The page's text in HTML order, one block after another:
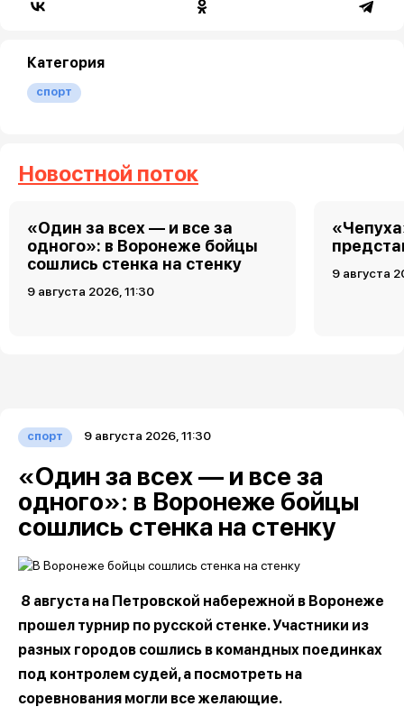
Категория
спорт
Новостной поток
«Один за всех — и все за
одного»: в Воронеже бойцы
сошлись стенка на стенку
9 августа 2026, 11:30
9 августа
спорт 9 августа 2026, 11:30
«Один за всех — и все за
одного»: в Воронеже бойцы
сошлись стенка на стенку
8 августа на Петровской набережной в Воронеже
прошел турнир по русской стенке. Участники из
разных городов сошлись в командных поединках
под контролем судей, а посмотреть на
соревнования могли все желающие.